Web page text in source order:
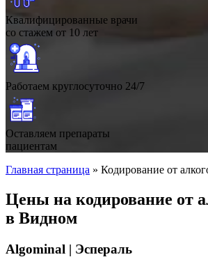
Квалифицированные врачи
со стажем от 10 лет
Работаем круглосуточно 24/7
Оставляем препараты
пациентам
Главная страница » Кодирование от
Цены на кодирование от
в Видном
Algominal | Эспераль